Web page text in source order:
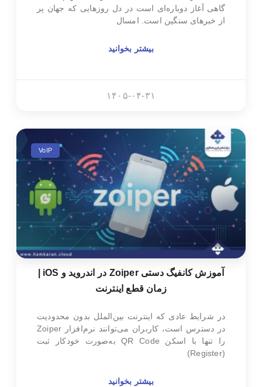
گاهی آغاز دوباره‌ای است در دل روزهایی که جهان پر
از خبرهای سنگین است. امسال
بیشتر بخوانید
۱۴۰۵-۰۴-۳۱
VoIP
زمان قطع اینترنت
در شرایط عادی که اینترنت بین‌الملل بدون محدودیت
در دسترس است، کاربران می‌توانند نرم‌افزار Zoiper
را تنها با اسکن QR Code به‌صورت خودکار ثبت
(Register)
بیشتر بخوانید